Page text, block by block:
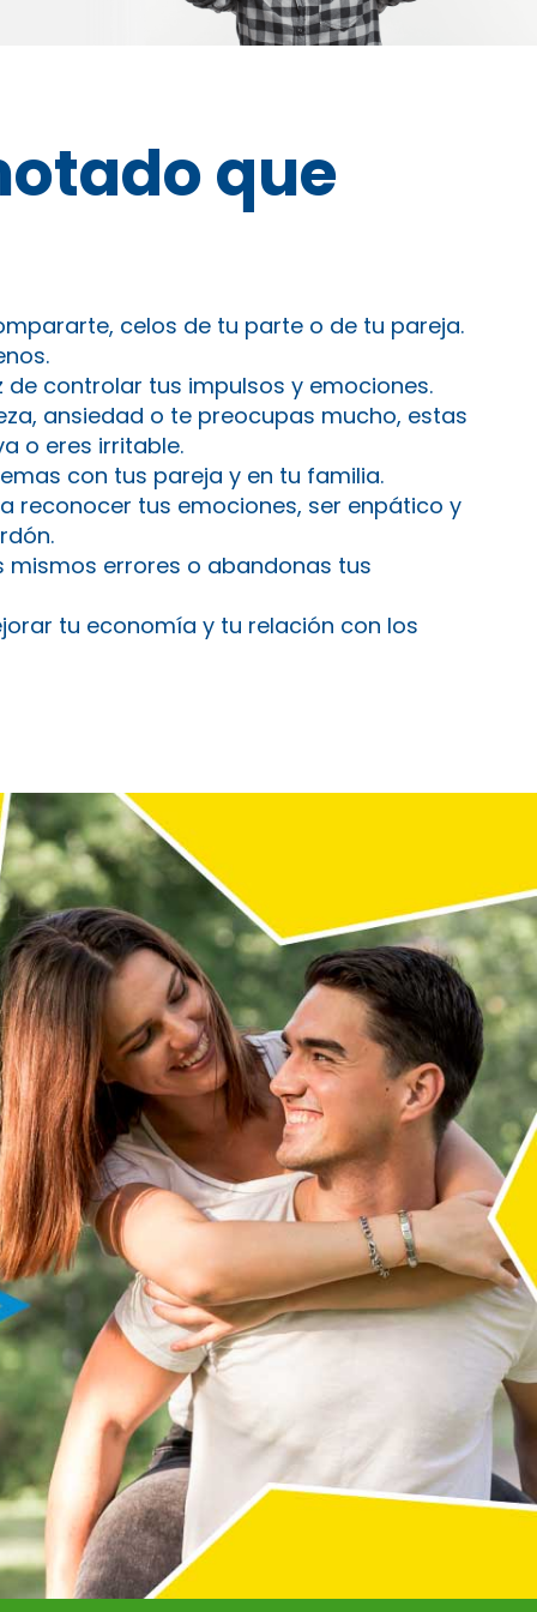
que
celos de tu parte o de tu pareja.
de controlar tus impulsos y emociones.
ansiedad o te preocupas mucho, estas
o eres irritable.
con tus pareja y en tu familia.
reconocer tus emociones, ser enpático y
mismos errores o abandonas tus
tu economía y tu relación con los